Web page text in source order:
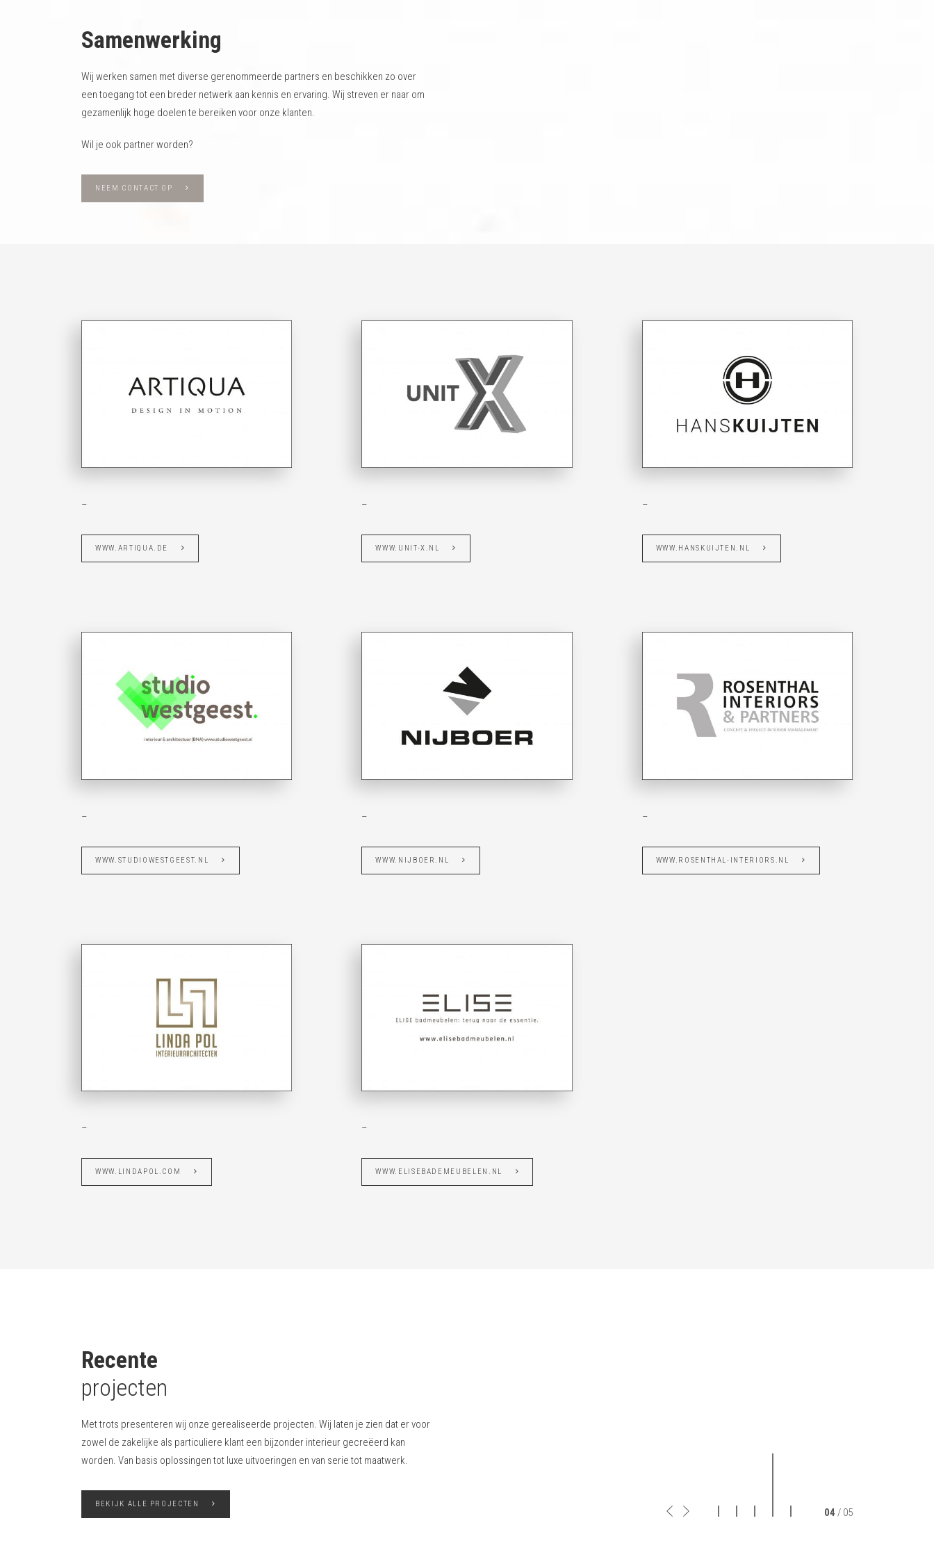
Samenwerking
Wij werken samen met diverse gerenommeerde partners en beschikken zo over
een toegang tot een breder netwerk aan kennis en ervaring. Wij streven er naar om
gezamenlijk hoge doelen te bereiken voor onze klanten.
Wil je ook partner worden?
NEEM CONTACT OP
–
WWW.ARTIQUA.DE
–
WWW.UNIT-X.NL
–
WWW.HANSKUIJTEN.NL
–
WWW.STUDIOWESTGEEST.NL
–
WWW.NIJBOER.NL
–
WWW.ROSENTHAL-INTERIORS.NL
–
WWW.LINDAPOL.COM
–
WWW.ELISEBADEMEUBELEN.NL
Recente
projecten
Met trots presenteren wij onze gerealiseerde projecten. Wij laten je zien dat er voor
zowel de zakelijke als particuliere klant een bijzonder interieur gecreëerd kan
worden. Van basis oplossingen tot luxe uitvoeringen en van serie tot maatwerk.
BEKIJK ALLE PROJECTEN
04 / 05